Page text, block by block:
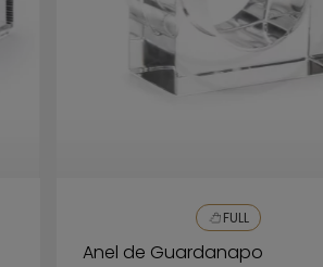
seco e macio.
FULL
Anel de Guardanapo